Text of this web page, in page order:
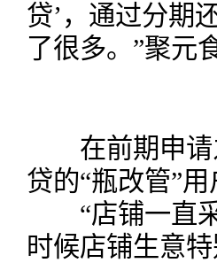
贷’，通过分期
了很多。”聚元
在前期申请
贷的“瓶改管”用
“店铺一直采
时候店铺生意